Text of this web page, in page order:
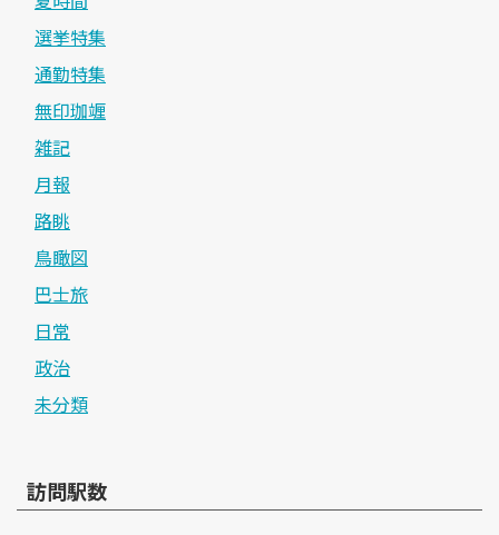
選挙特集
通勤特集
無印珈竰
雑記
月報
路眺
鳥瞰図
巴士旅
日常
政治
未分類
訪問駅数